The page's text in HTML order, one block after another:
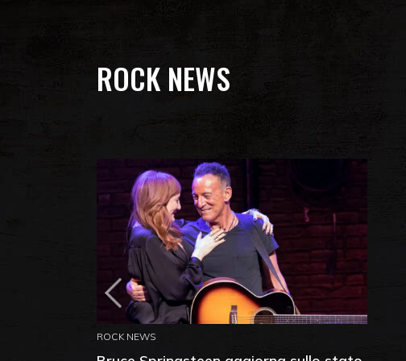
ROCK NEWS
ROCK NEWS